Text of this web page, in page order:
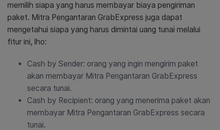
memilih siapa yang harus membayar biaya pengiriman
paket. Mitra Pengantaran GrabExpress juga dapat
mengetahui siapa yang harus dimintai uang tunai melalui
fitur ini, lho:
Cash by Sender: orang yang ingin mengirim paket
akan membayar Mitra Pengantaran GrabExpress
secara tunai.
Cash by Recipient: orang yang menerima paket akan
membayar Mitra Pengantaran GrabExpress secara
tunai.